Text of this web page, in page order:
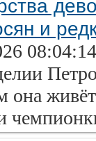
и
она